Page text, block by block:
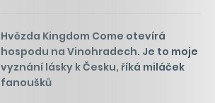
Hvězda Kingdom Come otevírá
hospodu na Vinohradech. Je to moje
vyznání lásky k Česku, říká miláček
fanoušků